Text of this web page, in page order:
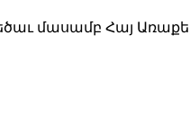
մասամբ Հայ